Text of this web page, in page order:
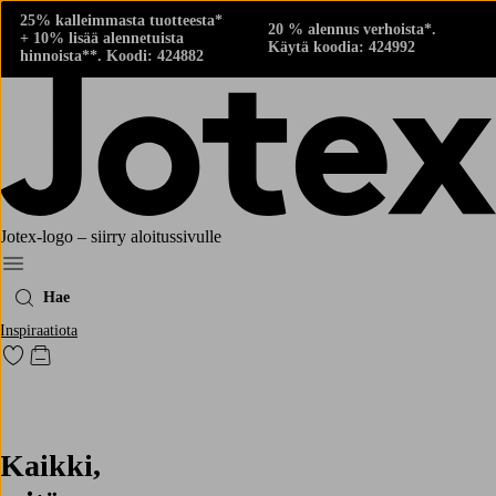
25% kalleimmasta tuotteesta*
+ 10% lisää alennetuista
hinnoista**. Koodi: 424882
20 % alennus verhoista*.
Käytä koodia: 424992
Jotex-logo – siirry aloitussivulle
Menu
Hae
Inspiraatiota
Siirry merkittyihin suosikkituotteisiin
Siirry ostoskoriin
Kaikki,